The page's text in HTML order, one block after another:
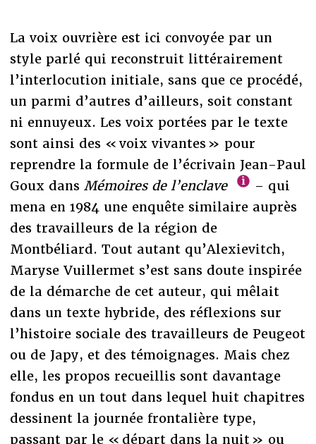
La voix ouvrière est ici convoyée par un
style parlé qui reconstruit littérairement
l’interlocution initiale, sans que ce procédé,
un parmi d’autres d’ailleurs, soit constant
ni ennuyeux. Les voix portées par le texte
sont ainsi des « voix vivantes » pour
reprendre la formule de l’écrivain Jean-Paul
Goux dans Mémoires de l’enclave
– qui
mena en 1984 une enquête similaire auprès
des travailleurs de la région de
Montbéliard. Tout autant qu’Alexievitch,
Maryse Vuillermet s’est sans doute inspirée
de la démarche de cet auteur, qui mêlait
dans un texte hybride, des réflexions sur
l’histoire sociale des travailleurs de Peugeot
ou de Japy, et des témoignages. Mais chez
elle, les propos recueillis sont davantage
fondus en un tout dans lequel huit chapitres
dessinent la journée frontalière type,
passant par le « départ dans la nuit » ou